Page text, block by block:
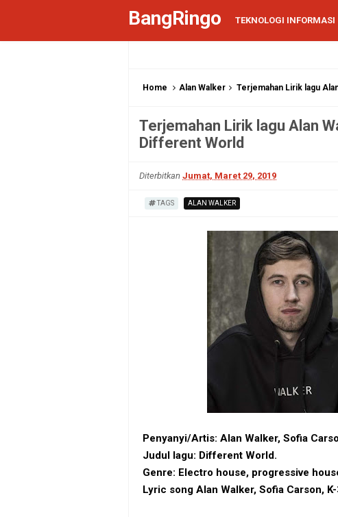
BangRingo TEKNOLOGI INFORMASI
Home Alan Walker Terjemahan Lirik lagu
Terjemahan Lirik lagu Alan
Different World
Diterbitkan Jumat, Maret 29, 2019
TAGS ALAN WALKER
Penyanyi/Artis: Alan Walker, Sofia
Judul lagu: Different World.
Genre: ‎Electro house‎, ‎progressive
Lyric song Alan Walker, Sofia Carson,